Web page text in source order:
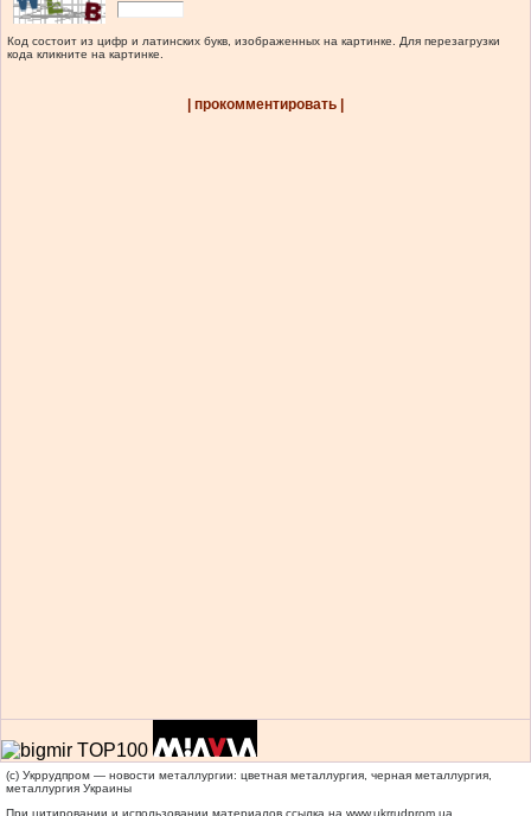
Код состоит из цифр и латинских букв, изображенных на картинке. Для перезагрузки
кода кликните на картинке.
| прокомментировать |
(c) Укррудпром — новости металлургии: цветная металлургия, черная металлургия,
металлургия Украины